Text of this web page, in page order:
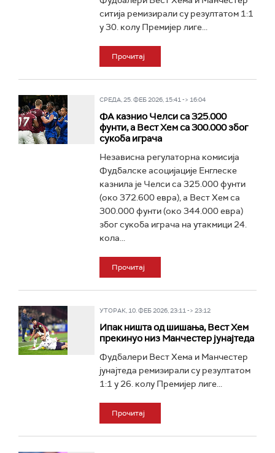
ситија ремизирали су резултатом 1:1
у 30. колу Премијер лиге...
Прочитај
СРЕДА, 25. ФЕБ 2026, 15:41 -> 16:04
ФА казнио Челси са 325.000
фунти, а Вест Хем са 300.000 због
сукоба играча
Независна регулаторна комисија
Фудбалске асоцијације Енглеске
казнила је Челси са 325.000 фунти
(око 372.600 евра), а Вест Хем са
300.000 фунти (око 344.000 евра)
због сукоба играча на утакмици 24.
кола...
Прочитај
УТОРАК, 10. ФЕБ 2026, 23:11 -> 23:12
Ипак ништа од шишања, Вест Хем
прекинуо низ Манчестер јунајтеда
Фудбалери Вест Хема и Манчестер
јунајтеда ремизирали су резултатом
1:1 у 26. колу Премијер лиге...
Прочитај